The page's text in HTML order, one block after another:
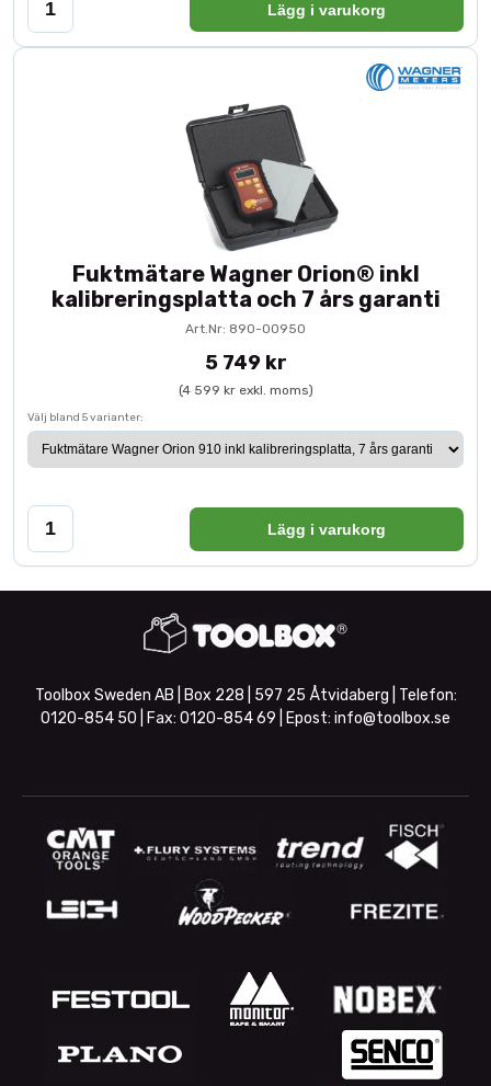
Lägg i varukorg
Fuktmätare Wagner Orion® inkl
kalibreringsplatta och 7 års garanti
Art.Nr: 890-00950
5 749 kr
(4 599 kr exkl. moms)
Välj bland 5 varianter:
Lägg i varukorg
Toolbox Sweden AB | Box 228 | 597 25 Åtvidaberg | Telefon:
0120-854 50 | Fax: 0120-854 69 | Epost: info@toolbox.se